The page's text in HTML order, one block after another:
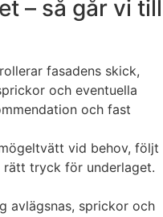
– så går vi till
fasadens skick,
och eventuella
och fast
vid behov, följt
tryck för underlaget.
avlägsnas, sprickor och